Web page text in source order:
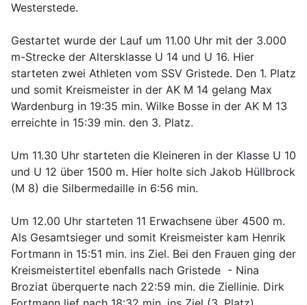
Westerstede.
Gestartet wurde der Lauf um 11.00 Uhr mit der 3.000
m-Strecke der Altersklasse U 14 und U 16. Hier
starteten zwei Athleten vom SSV Gristede. Den 1. Platz
und somit Kreismeister in der AK M 14 gelang Max
Wardenburg in 19:35 min. Wilke Bosse in der AK M 13
erreichte in 15:39 min. den 3. Platz.
Um 11.30 Uhr starteten die Kleineren in der Klasse U 10
und U 12 über 1500 m. Hier holte sich Jakob Hüllbrock
(M 8) die Silbermedaille in 6:56 min.
Um 12.00 Uhr starteten 11 Erwachsene über 4500 m.
Als Gesamtsieger und somit Kreismeister kam Henrik
Fortmann in 15:51 min. ins Ziel. Bei den Frauen ging der
Kreismeistertitel ebenfalls nach Gristede - Nina
Broziat überquerte nach 22:59 min. die Ziellinie. Dirk